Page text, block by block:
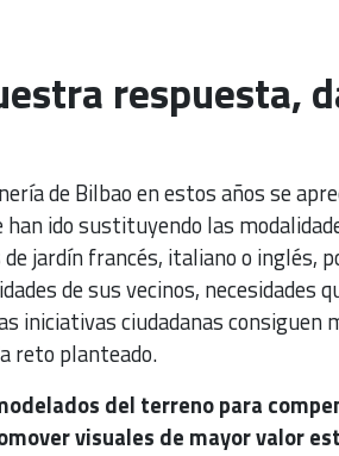
respuesta,
de Bilbao en estos años se
han ido sustituyendo las
jardín francés, italiano o inglés,
de sus vecinos, necesidades
iniciativas ciudadanas consiguen
reto planteado.
del terreno para
visuales de mayor valor